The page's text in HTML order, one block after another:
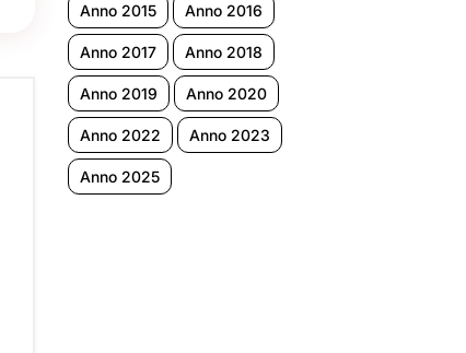
Anno 2015 Anno 2016
Anno 2017 Anno 2018
Anno 2019 Anno 2020
Anno 2022 Anno 2023
Anno 2025